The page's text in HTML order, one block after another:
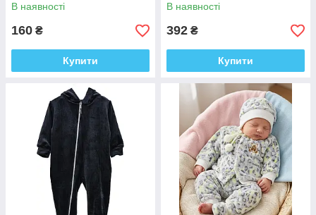
В наявності
160 ₴
Купити
В наявності
392 ₴
Купити